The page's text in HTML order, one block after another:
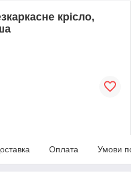
крісло,
Оплата Умови